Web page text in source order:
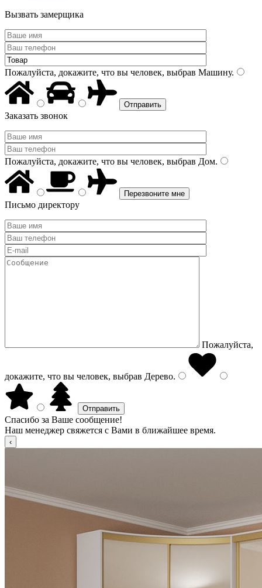
Вызвать замерщика
Пожалуйста, докажите, что вы человек, выбрав Машину.
Заказать звонок
Пожалуйста, докажите, что вы человек, выбрав Дом.
Письмо директору
Пожалуйста,
докажите, что вы человек, выбрав Дерево.
Спасибо за Ваше сообщение!
Наш менеджер свяжется с Вами в ближайшее время.